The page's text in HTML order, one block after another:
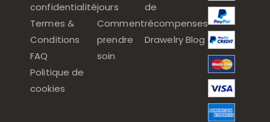
confidentialité
Termes &
Conditions
FAQ
Politique de
cookies
jours
Comment
prendre
soin
de
récompenses
Drawelry Blog